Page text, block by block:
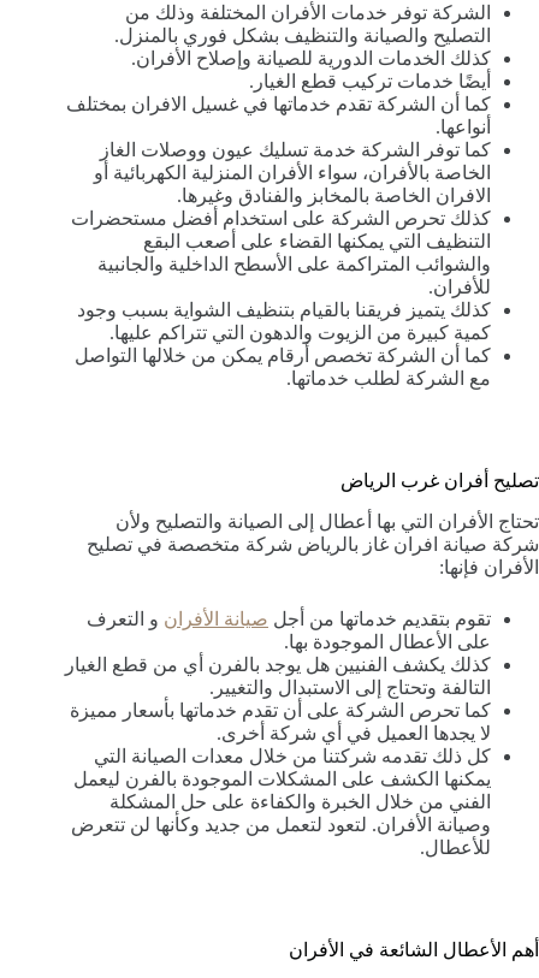
الشركة توفر خدمات الأفران المختلفة وذلك من
التصليح والصيانة والتنظيف بشكل فوري بالمنزل.
كذلك الخدمات الدورية للصيانة وإصلاح الأفران.
أيضًا خدمات تركيب قطع الغيار.
كما أن الشركة تقدم خدماتها في غسيل الافران بمختلف
أنواعها.
كما توفر الشركة خدمة تسليك عيون ووصلات الغاز
الخاصة بالأفران، سواء الأفران المنزلية الكهربائية أو
الافران الخاصة بالمخابز والفنادق وغيرها.
كذلك تحرص الشركة على استخدام أفضل مستحضرات
التنظيف التي يمكنها القضاء على أصعب البقع
والشوائب المتراكمة على الأسطح الداخلية والجانبية
للأفران.
كذلك يتميز فريقنا بالقيام بتنظيف الشواية بسبب وجود
كمية كبيرة من الزيوت والدهون التي تتراكم عليها.
كما أن الشركة تخصص أرقام يمكن من خلالها التواصل
مع الشركة لطلب خدماتها.
تصليح أفران غرب الرياض
تحتاج الأفران التي بها أعطال إلى الصيانة والتصليح ولأن
شركة صيانة افران غاز بالرياض شركة متخصصة في تصليح
الأفران فإنها:
تقوم بتقديم خدماتها من أجل صيانة الأفران و التعرف
على الأعطال الموجودة بها.
كذلك يكشف الفنيين هل يوجد بالفرن أي من قطع الغيار
التالفة وتحتاج إلى الاستبدال والتغيير.
كما تحرص الشركة على أن تقدم خدماتها بأسعار مميزة
لا يجدها العميل في أي شركة أخرى.
كل ذلك تقدمه شركتنا من خلال معدات الصيانة التي
يمكنها الكشف على المشكلات الموجودة بالفرن ليعمل
الفني من خلال الخبرة والكفاءة على حل المشكلة
وصيانة الأفران. لتعود لتعمل من جديد وكأنها لن تتعرض
للأعطال.
أهم الأعطال الشائعة في الأفران